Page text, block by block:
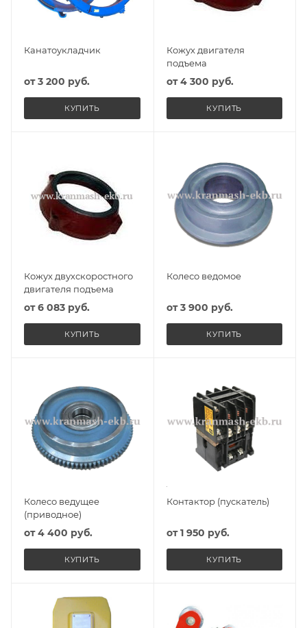
Канатоукладчик
от3 200 руб.
КУПИТЬ
Кожух двигателя
подъема
от4 300 руб.
КУПИТЬ
Кожух двухскоростного
двигателя подъема
от6 083 руб.
КУПИТЬ
Колесо ведомое
от3 900 руб.
КУПИТЬ
Колесо ведущее
(приводное)
от4 400 руб.
КУПИТЬ
Контактор (пускатель)
от1 950 руб.
КУПИТЬ